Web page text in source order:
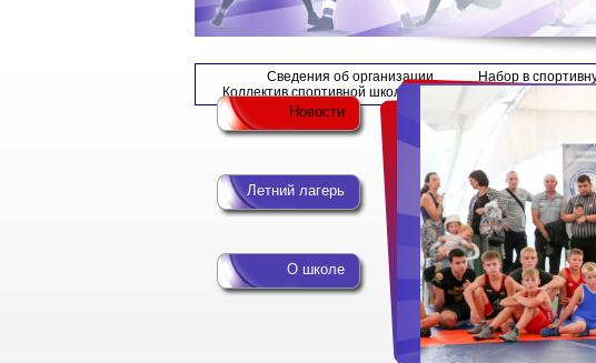
Сведения об организации Набор в
Коллектив спортивной школы
Новости
Летний лагерь
О школе